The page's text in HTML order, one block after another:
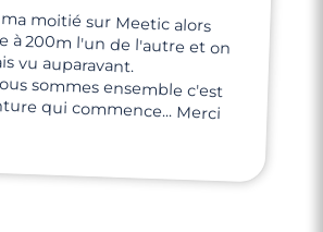
moitié sur Meetic alors
200m l'un de l'autre et on
vu auparavant.
sommes ensemble c'est
qui commence... Merci